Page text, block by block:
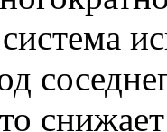
снижает